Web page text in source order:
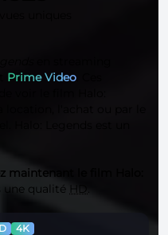
Prime Video
maintenant le film Halo:
une qualité HD
4K